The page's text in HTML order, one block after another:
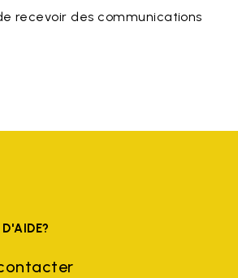
recevoir des communications